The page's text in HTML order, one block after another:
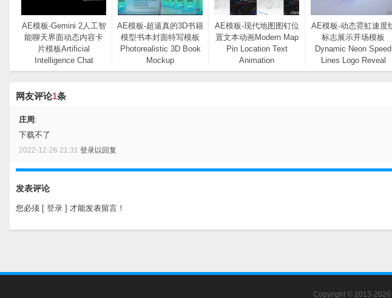
AE模板-Gemini 2人工智
能聊天界面动态内容卡
片模板Artificial
Intelligence Chat
Interface Mockup
AE模板-超逼真的3D书籍
模型书本封面特写模板
Photorealistic 3D Book
Mockup
AE模板-现代地图图钉位
置文本动画Modern Map
Pin Location Text
Animation
AE模板-动态霓虹速度
标志展示开场模板
Dynamic Neon Speed
Lines Logo Reveal
Opener
网友评论1条
庄周 :
下载不了
2022-12-26 21:31 登录以回复
发表评论
您必须 [ 登录 ] 才能发表留言！
Copyright © 2013-2026